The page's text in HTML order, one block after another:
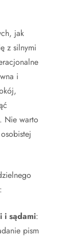
jak
z silnymi
i
Nie warto
i sądami:
pism